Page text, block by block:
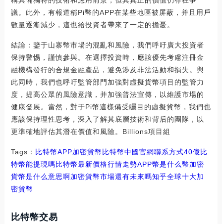
議。此外，有報道稱Pi幣的APP在某些地區被屏蔽，并且用戶
數量逐漸減少，這也給投資者帶來了一定的擔憂。
結論：鑒于山寨幣市場的混亂和風險，我們呼吁廣大投資者
保持警惕，謹慎參與。在選擇投資時，應該優先考慮注冊金
融機構發行的合規金融產品，避免涉及非法活動和損失。與
此同時，我們也呼吁監管部門加強對虛擬貨幣項目的監管力
度，提高公眾的風險意識，并加強普法宣傳，以維護市場的
健康發展。當然，對于Pi幣這樣備受矚目的虛擬貨幣，我們也
應該保持理性思考，深入了解其底層技術和背后的團隊，以
更準確地評估其潛在價值和風險。Billions項目組
Tags： 比特幣APP加密貨幣比特幣中國官網聯系方式40億比
特幣能提現嗎比特幣最新價格行情走勢APP幣是什么幣加密
貨幣是什么意思啊加密貨幣市場還有未來嗎知乎全球十大加
密貨幣
比特幣交易